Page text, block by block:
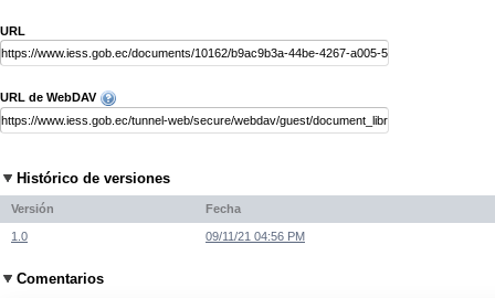
URL
URL de WebDAV
Histórico de versiones
Versión Fecha
1.0 09/11/21 04:56 PM
Comentarios